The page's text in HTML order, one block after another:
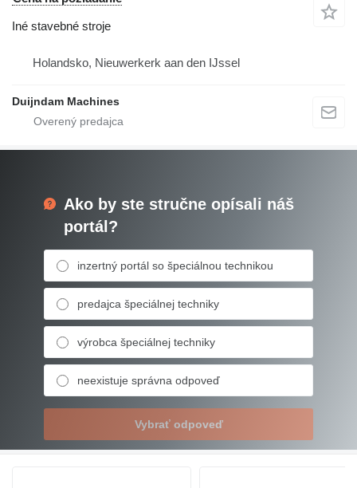
Iné stavebné stroje
Holandsko, Nieuwerkerk aan den IJssel
Duijndam Machines
Ako by ste stručne opísali náš
portál?
inzertný portál so špeciálnou technikou
predajca špeciálnej techniky
výrobca špeciálnej techniky
neexistuje správna odpoveď
Vybrať odpoveď